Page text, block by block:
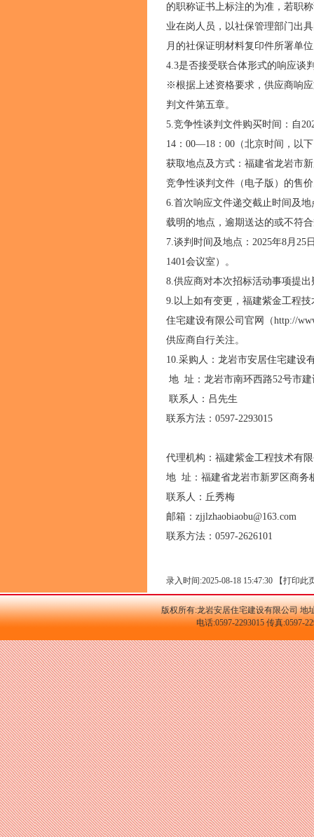
的职称证书上标注的为准，若职
业在岗人员，以社保管理部门出
月的社保证明材料复印件所署单
4.3是否接受联合体形式的响应谈
※根据上述资格要求，供应商响
判文件第五章。
5.竞争性谈判文件购买时间：自
14：00—18：00（北京时间，以
获取地点及方式：福建省龙岩市
竞争性谈判文件（电子版）的售
6.首次响应文件递交截止时间及
载明的地点，逾期送达的或不符
7.谈判时间及地点：2025年8月
1401会议室）。
8.供应商对本次招标活动事项提
9.以上如有变更，福建紫金工程技
住宅建设有限公司官网（http://
供应商自行关注。
10.采购人：龙岩市安居住宅建设
地 址：龙岩市南环西路52号市
联系人：吕先生
联系方法：0597-2293015
代理机构：福建紫金工程技术有
地 址：福建省龙岩市新罗区商务
联系人：丘秀梅
邮箱：zjjlzhaobiaobu@163.com
联系方法：0597-2626101
录入时间:2025-08-18 15:47:30 【打印此
版权所有:龙岩安居住宅建设有限公司 地
电话:0597-2293015 传真:0597-